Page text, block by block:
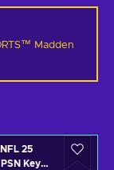
Madden
25
Key